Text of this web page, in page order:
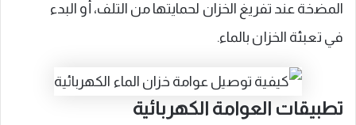
المضخة عند تفريغ الخزان لحمايتها من التلف، أو البدء
في تعبئة الخزان بالماء.
تطبيقات العوامة الكهربائية